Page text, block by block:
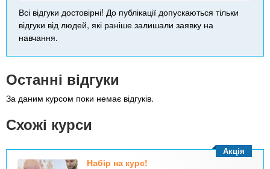
Всі відгуки достовірні! До публікації допускаються тільки
відгуки від людей, які раніше залишали заявку на
навчання.
Останні відгуки
За даним курсом поки немає відгуків.
Схожі курси
Набір на курс!
Акція